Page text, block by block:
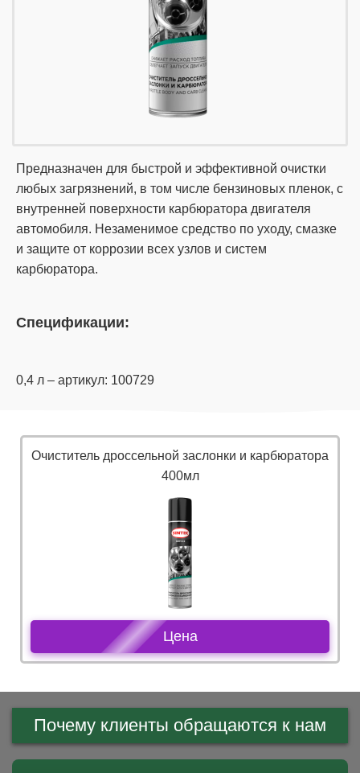
Предназначен для быстрой и эффективной очистки
любых загрязнений, в том числе бензиновых пленок, с
внутренней поверхности карбюратора двигателя
автомобиля. Незаменимое средство по уходу, смазке
и защите от коррозии всех узлов и систем
карбюратора.
Спецификации:
0,4 л – артикул: 100729
Очиститель дроссельной заслонки и карбюратора
400мл
Цена
Почему клиенты обращаются к нам